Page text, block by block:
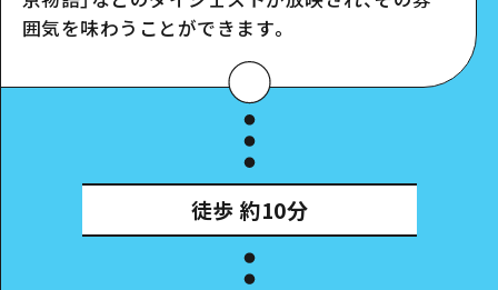
囲気を味わうことができます。
徒歩 約10分